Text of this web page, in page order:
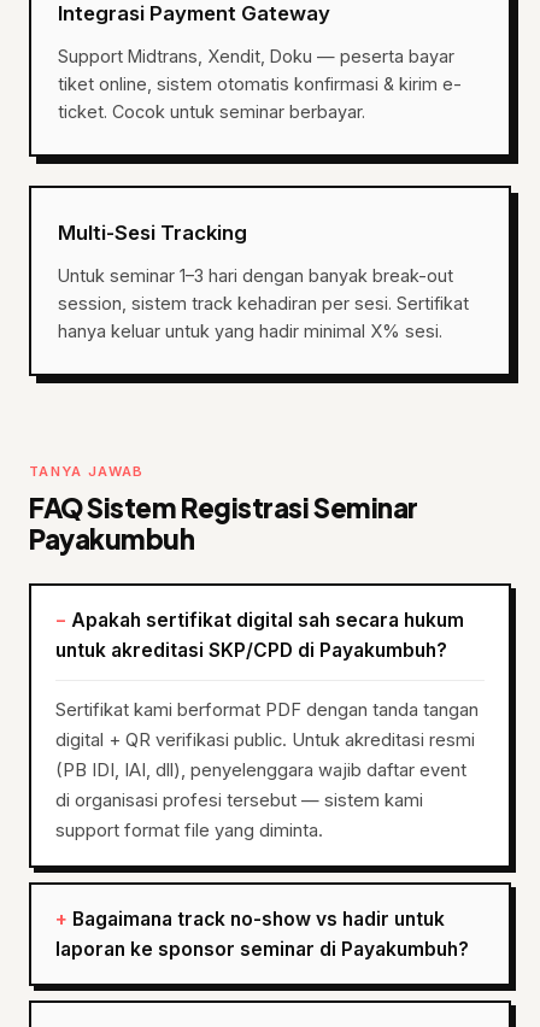
Integrasi Payment Gateway
Support Midtrans, Xendit, Doku — peserta bayar
tiket online, sistem otomatis konfirmasi & kirim e-
ticket. Cocok untuk seminar berbayar.
Multi-Sesi Tracking
Untuk seminar 1–3 hari dengan banyak break-out
session, sistem track kehadiran per sesi. Sertifikat
hanya keluar untuk yang hadir minimal X% sesi.
TANYA JAWAB
FAQ Sistem Registrasi Seminar
Payakumbuh
Apakah sertifikat digital sah secara hukum
untuk akreditasi SKP/CPD di Payakumbuh?
Sertifikat kami berformat PDF dengan tanda tangan
digital + QR verifikasi public. Untuk akreditasi resmi
(PB IDI, IAI, dll), penyelenggara wajib daftar event
di organisasi profesi tersebut — sistem kami
support format file yang diminta.
Bagaimana track no-show vs hadir untuk
laporan ke sponsor seminar di Payakumbuh?